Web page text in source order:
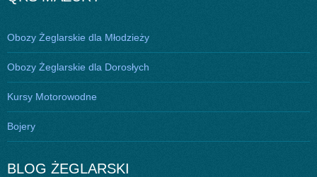
Obozy Żeglarskie dla Młodzieży
Obozy Żeglarskie dla Dorosłych
Kursy Motorowodne
Bojery
BLOG ŻEGLARSKI